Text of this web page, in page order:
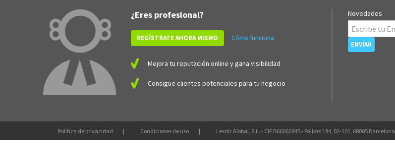
¿Eres profesional?
REGÍSTRATE AHORA MISMO Cómo funciona
Mejora tu reputación online y gana visibilidad
Consigue clientes potenciales para tu negocio
Novedades
Política de privacidad Condiciones de uso Lexdir Global, S.L. - CIF B66062845 - Pallars 194, 02-101, 08005 Barcelona